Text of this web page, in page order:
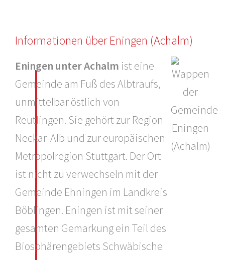
Informationen über Eningen (Achalm)
Eningen unter Achalm ist eine
Gemeinde am Fuß des Albtraufs,
unmittelbar östlich von
Reutlingen. Sie gehört zur Region
Neckar-Alb und zur europäischen
Metropolregion Stuttgart. Der Ort
ist nicht zu verwechseln mit der
Gemeinde Ehningen im Landkreis
Böblingen. Eningen ist mit seiner
gesamten Gemarkung ein Teil des
Biosphärengebiets Schwäbische